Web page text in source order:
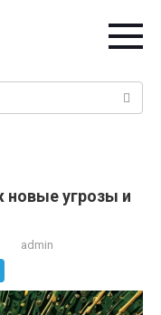
новые угрозы и
admin